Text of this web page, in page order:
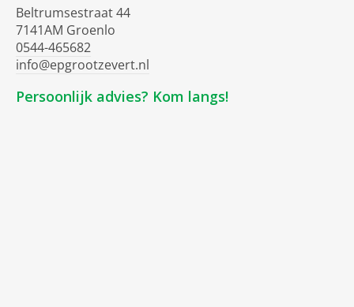
Beltrumsestraat 44
7141AM Groenlo
0544-465682
info@epgrootzevert.nl
Persoonlijk advies? Kom langs!